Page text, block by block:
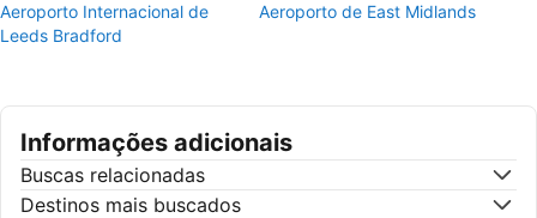
Aeroporto Internacional de
Leeds Bradford
Aeroporto de East Midlands
Informações adicionais
Buscas relacionadas
Destinos mais buscados